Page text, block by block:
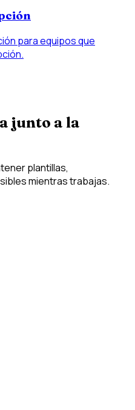
para equipos que
junto a la
plantillas,
mientras trabajas.